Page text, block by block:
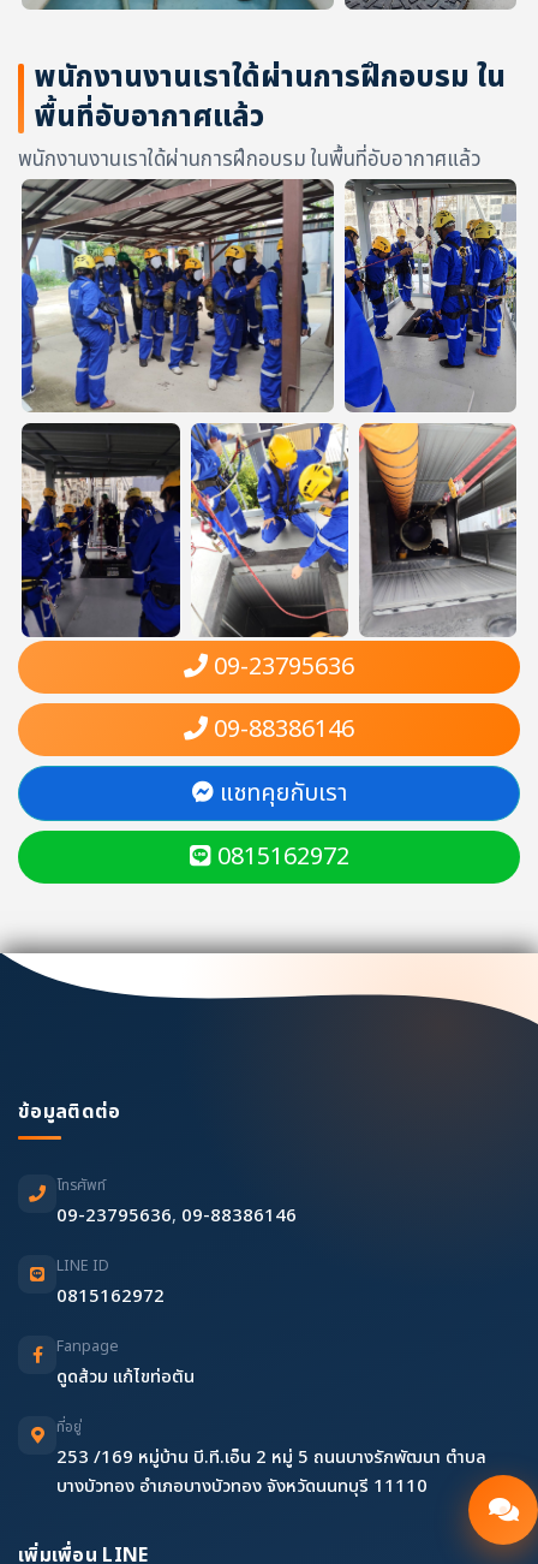
พนักงานงานเราใด้ผ่านการฝึกอบรม ใน
พื้นที่อับอากาศแล้ว
พนักงานงานเราใด้ผ่านการฝึกอบรม ในพื้นที่อับอากาศแล้ว
09-23795636
09-88386146
แชทคุยกับเรา
0815162972
ข้อมูลติดต่อ
โทรศัพท์
09-23795636, 09-88386146
LINE ID
0815162972
Fanpage
ดูดส้วม แก้ไขท่อตัน
ที่อยู่
253 /169 หมู่บ้าน บี.ที.เอ็น 2 หมู่ 5 ถนนบางรักพัฒนา ตำบล
บางบัวทอง อำเภอบางบัวทอง จังหวัดนนทบุรี 11110
เพิ่มเพื่อน LINE